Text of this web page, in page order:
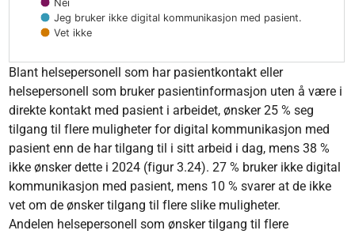
Nei
Jeg bruker ikke digital kommunikasjon med pasient.
Vet ikke
End of interactive chart.
Blant helsepersonell som har pasientkontakt eller
helsepersonell som bruker pasientinformasjon uten å være i
direkte kontakt med pasient i arbeidet, ønsker 25 % seg
tilgang til flere muligheter for digital kommunikasjon med
pasient enn de har tilgang til i sitt arbeid i dag, mens 38 %
ikke ønsker dette i 2024 (figur 3.24). 27 % bruker ikke digital
kommunikasjon med pasient, mens 10 % svarer at de ikke
vet om de ønsker tilgang til flere slike muligheter.
Andelen helsepersonell som ønsker tilgang til flere